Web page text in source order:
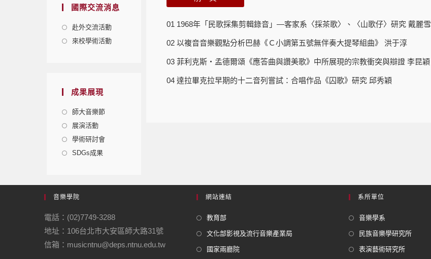
國際交流消息
赴外交流活動
來校學術活動
成果展現
師大音樂節
展演活動
學術研討會
SDGs成果
01 1968年「民歌採集剪輯錄音」—客家系〈採茶歌〉、〈山歌仔〉研究 戴麗雪
02 以複音音樂觀點分析巴赫《Ｃ小調第五號無伴奏大提琴組曲》 洪于淳
03 菲利克斯‧孟德爾頌《應答曲與讚美歌》中所展現的宗教衝突與辯證 李昆穎
04 達拉畢克拉早期的十二音列嘗試：合唱作品《囚歌》研究 邱秀穎
音樂學院
電話：(02)7749-3288
地址：106台北市大安區師大路31號
信箱：musicntnu@deps.ntnu.edu.tw
網站連結
教育部
文化部影視及流行音樂產業局
國家兩廳院
系所單位
音樂學系
民族音樂學研究所
表演藝術研究所